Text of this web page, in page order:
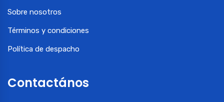
Sobre nosotros
Términos y condiciones
Política de despacho
Contactános